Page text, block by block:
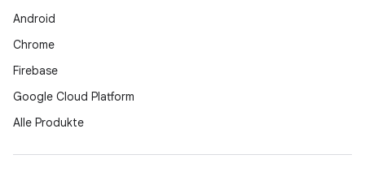
Android
Chrome
Firebase
Google Cloud Platform
Alle Produkte